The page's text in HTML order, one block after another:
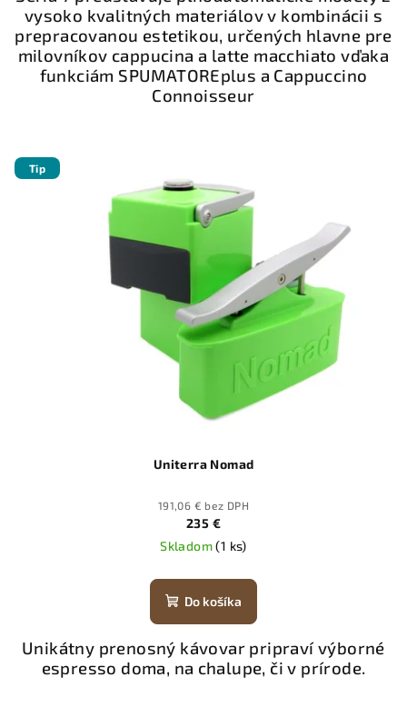
vysoko kvalitných materiálov v kombinácii s
prepracovanou estetikou, určených hlavne pre
milovníkov cappucina a latte macchiato vďaka
funkciám SPUMATOREplus a Cappuccino
Connoisseur
Tip
Uniterra Nomad
191,06 € bez DPH
235 €
Skladom(1 ks)
Do košíka
Unikátny prenosný kávovar pripraví výborné
espresso doma, na chalupe, či v prírode.